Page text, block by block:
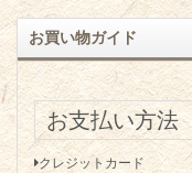
お買い物ガイド
お支払い方法
クレジットカード